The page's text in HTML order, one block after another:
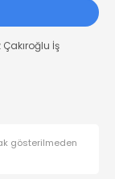
İş
gösterilmeden